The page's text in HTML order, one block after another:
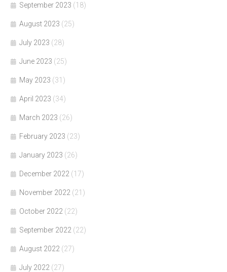
September 2023 (18)
August 2023 (25)
July 2023 (28)
June 2023 (25)
May 2023 (31)
April 2023 (34)
March 2023 (26)
February 2023 (23)
January 2023 (26)
December 2022 (17)
November 2022 (21)
October 2022 (22)
September 2022 (22)
August 2022 (27)
July 2022 (27)